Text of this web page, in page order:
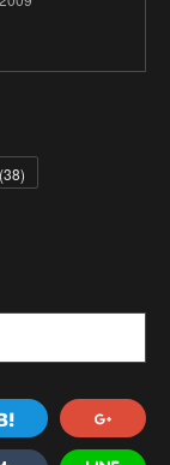
(38)